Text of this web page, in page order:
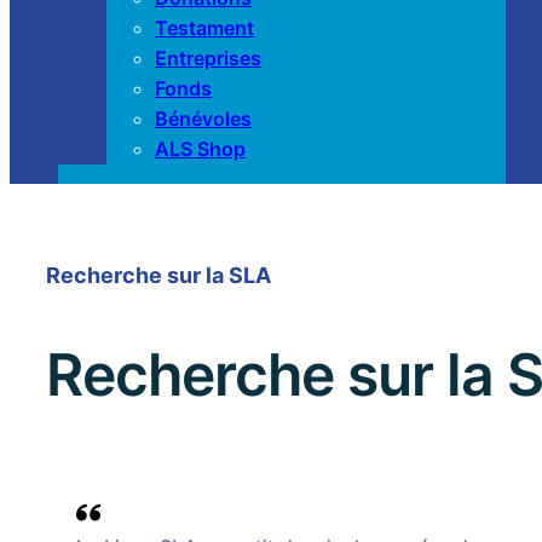
Testament
Entreprises
Fonds
Bénévoles
ALS Shop
Recherche sur la SLA
Recherche sur la